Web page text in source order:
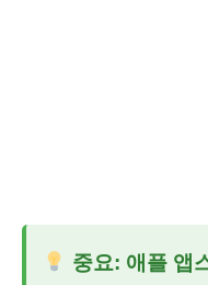
중요: 애플 앱